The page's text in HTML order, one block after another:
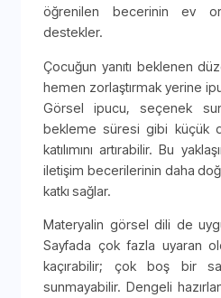
öğrenilen becerinin ev
destekler.
Çocuğun yanıtı beklenen
hemen zorlaştırmak yerine
Görsel ipucu, seçenek
bekleme süresi gibi küçük
katılımını artırabilir. Bu
iletişim becerilerinin daha
katkı sağlar.
Materyalin görsel dili de
Sayfada çok fazla uyaran
kaçırabilir; çok boş bir
sunmayabilir. Dengeli